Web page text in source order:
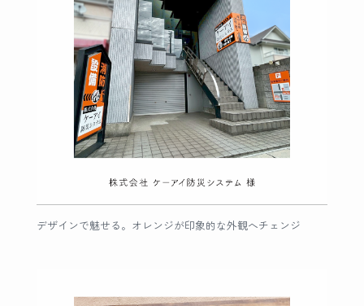
デザインで魅せる。オレンジが印象的な外観へチェンジ